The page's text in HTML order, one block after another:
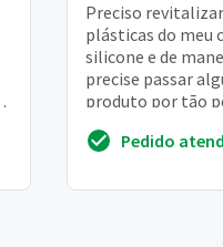
Preciso
plásticas do meu
silicone e de
precise passar
produto por tão
pretoPedido